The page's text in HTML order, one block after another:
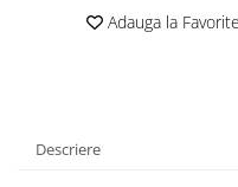
Adauga la Favorite
Descriere